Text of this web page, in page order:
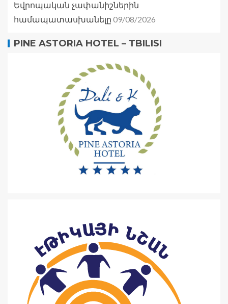
Եվրոպական չափանիշներին
համապատասխանելը 09/08/2026
PINE ASTORIA HOTEL – TBILISI